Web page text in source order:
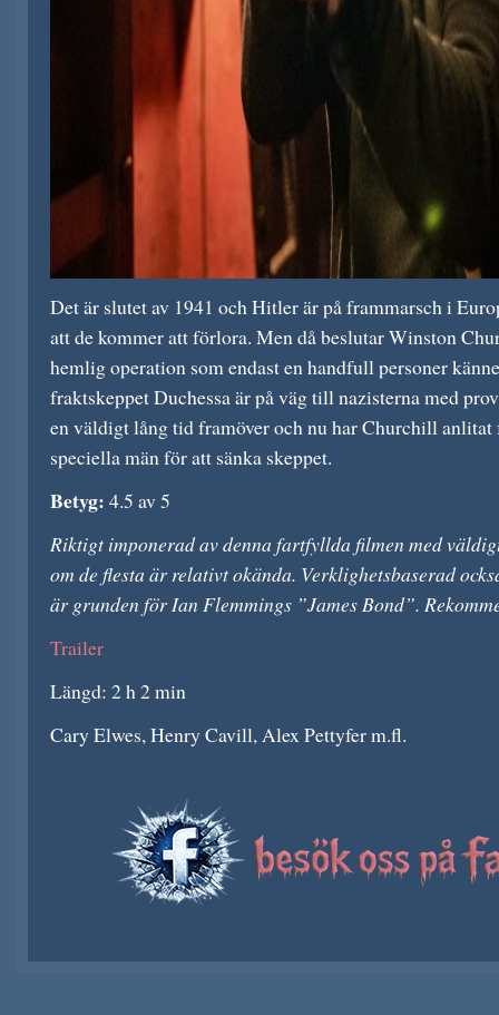
Det är slutet av 1941 och Hitler är på frammarsch i
att de kommer att förlora. Men då beslutar Winston
hemlig operation som endast en handfull personer
fraktskeppet Duchessa är på väg till nazisterna med
en väldigt lång tid framöver och nu har Churchill
speciella män för att sänka skeppet.
Betyg: 4.5 av 5
Riktigt imponerad av denna fartfyllda filmen med
om de flesta är relativt okända. Verklighetsbaserad
är grunden för Ian Flemmings ”James Bond”.
Trailer
Längd: 2 h 2 min
Cary Elwes, Henry Cavill, Alex Pettyfer m.fl.